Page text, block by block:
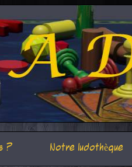
? Notre ludothèque